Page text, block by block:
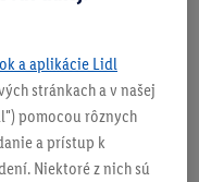
a aplikácie Lidl
stránkach a v našej
pomocou rôznych
a prístup k
Niektoré z nich sú